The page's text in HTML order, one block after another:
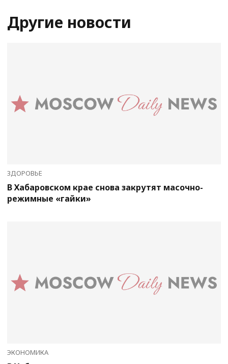
Другие новости
ЗДОРОВЬЕ
В Хабаровском крае снова закрутят масочно-
режимные «гайки»
ЭКОНОМИКА